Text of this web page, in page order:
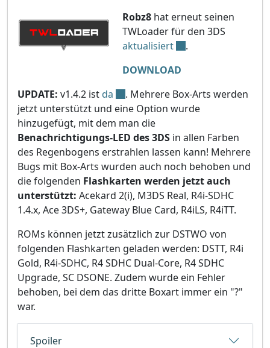
Robz8 hat erneut seinen
TWLoader für den 3DS
aktualisiert
.
DOWNLOAD
UPDATE: v1.4.2 ist da
. Mehrere Box-Arts werden
jetzt unterstützt und eine Option wurde
hinzugefügt, mit dem man die
Benachrichtigungs-LED des 3DS in allen Farben
des Regenbogens erstrahlen lassen kann! Mehrere
Bugs mit Box-Arts wurden auch noch behoben und
die folgenden Flashkarten werden jetzt auch
unterstützt: Acekard 2(i), M3DS Real, R4i-SDHC
1.4.x, Ace 3DS+, Gateway Blue Card, R4iLS, R4iTT.
ROMs können jetzt zusätzlich zur DSTWO von
folgenden Flashkarten geladen werden: DSTT, R4i
Gold, R4i-SDHC, R4 SDHC Dual-Core, R4 SDHC
Upgrade, SC DSONE. Zudem wurde ein Fehler
behoben, bei dem das dritte Boxart immer ein "?"
war.
Spoiler